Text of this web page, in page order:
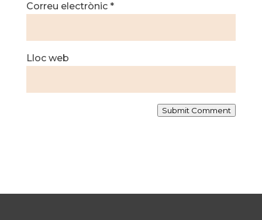
Correu electrònic *
Lloc web
Submit Comment